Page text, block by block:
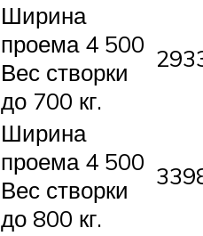
Ширина
проема 4 500
Вес створки
до 700 кг.
Ширина
проема 4 500
Вес створки
до 800 кг.